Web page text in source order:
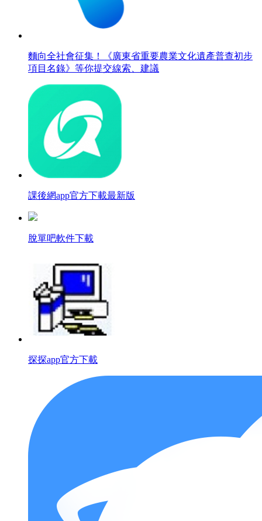
麵向全社會征集！《廣東省重要農業文化遺產普查初步
項目名錄》等你提交線索、建議
課後網app官方下載最新版
脫單吧軟件下載
探探app官方下載